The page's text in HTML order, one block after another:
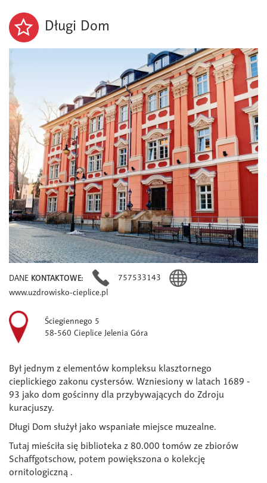
Długi Dom
DANE KONTAKTOWE:
757533143
www.uzdrowisko-cieplice.pl
Ściegiennego 5
58-560 Cieplice Jelenia Góra
Był jednym z elementów kompleksu klasztornego
cieplickiego zakonu cystersów. Wzniesiony w latach 1689 -
93 jako dom gościnny dla przybywających do Zdroju
kuracjuszy.
Długi Dom służył jako wspaniałe miejsce muzealne.
Tutaj mieściła się biblioteka z 80.000 tomów ze zbiorów
Schaffgotschow, potem powiększona o kolekcję
ornitologiczną .